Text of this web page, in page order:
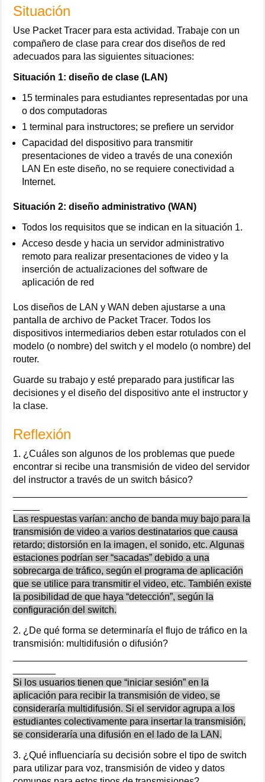
Situación
Use Packet Tracer para esta actividad. Trabaje con un
compañero de clase para crear dos diseños de red
adecuados para las siguientes situaciones:
Situación 1: diseño de clase (LAN)
15 terminales para estudiantes representadas por una
o dos computadoras
1 terminal para instructores; se prefiere un servidor
Capacidad del dispositivo para transmitir
presentaciones de video a través de una conexión
LAN En este diseño, no se requiere conectividad a
Internet.
Situación 2: diseño administrativo (WAN)
Todos los requisitos que se indican en la situación 1.
Acceso desde y hacia un servidor administrativo
remoto para realizar presentaciones de video y la
inserción de actualizaciones del software de
aplicación de red
Los diseños de LAN y WAN deben ajustarse a una
pantalla de archivo de Packet Tracer. Todos los
dispositivos intermediarios deben estar rotulados con el
modelo (o nombre) del switch y el modelo (o nombre) del
router.
Guarde su trabajo y esté preparado para justificar las
decisiones y el diseño del dispositivo ante el instructor y
la clase.
Reflexión
1. ¿Cuáles son algunos de los problemas que puede
encontrar si recibe una transmisión de video del servidor
del instructor a través de un switch básico?
Las respuestas varían: ancho de banda muy bajo para la
transmisión de video a varios destinatarios que causa
retardo; distorsión en la imagen, el sonido, etc. Algunas
estaciones podrían ser “sacadas” debido a una
sobrecarga de tráfico, según el programa de aplicación
que se utilice para transmitir el video, etc. También existe
la posibilidad de que haya “detección”, según la
configuración del switch.
2. ¿De qué forma se determinaría el flujo de tráfico en la
transmisión: multidifusión o difusión?
Si los usuarios tienen que “iniciar sesión” en la
aplicación para recibir la transmisión de video, se
consideraría multidifusión. Si el servidor agrupa a los
estudiantes colectivamente para insertar la transmisión,
se consideraría una difusión en el lado de la LAN.
3. ¿Qué influenciaría su decisión sobre el tipo de switch
para utilizar para voz, transmisión de video y datos